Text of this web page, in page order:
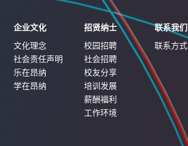
企业文化
文化理念
社会责任声明
乐在昂纳
学在昂纳
招贤纳士
校园招聘
社会招聘
校友分享
培训发展
薪酬福利
工作环境
联系我们
联系方式